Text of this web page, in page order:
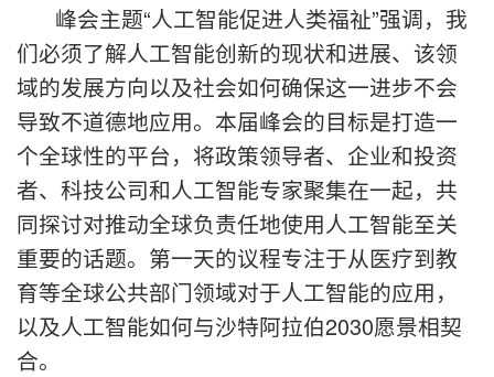
峰会主题“人工智能促进人类福祉”强调，我
们必须了解人工智能创新的现状和进展、该领
域的发展方向以及社会如何确保这一进步不会
导致不道德地应用。本届峰会的目标是打造一
个全球性的平台，将政策领导者、企业和投资
者、科技公司和人工智能专家聚集在一起，共
同探讨对推动全球负责任地使用人工智能至关
重要的话题。第一天的议程专注于从医疗到教
育等全球公共部门领域对于人工智能的应用，
以及人工智能如何与沙特阿拉伯2030愿景相契
合。